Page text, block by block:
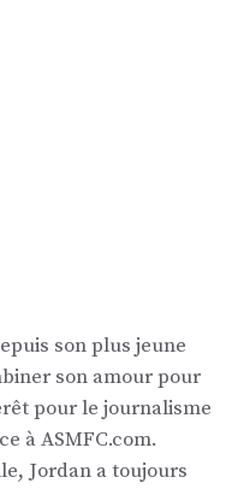
son plus jeune
son amour pour
pour le journalisme
à ASMFC.com.
Jordan a toujours